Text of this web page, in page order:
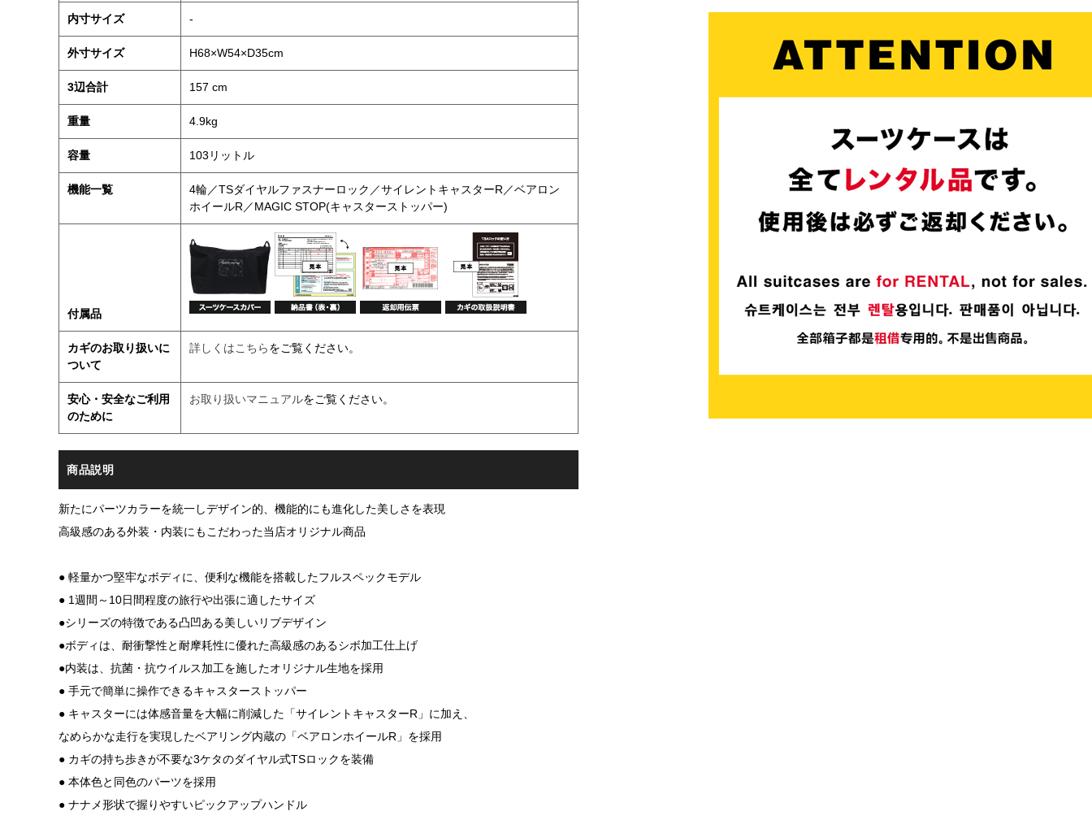
内寸サイズ -
外寸サイズ H68×W54×D35cm
3辺合計 157 cm
重量 4.9kg
容量 103リットル
機能一覧
4輪／TSダイヤルファスナーロック／サイレントキャスターR／ベアロン
ホイールR／MAGIC STOP(キャスターストッパー)
付属品
カギのお取り扱いに
ついて
詳しくはこちらをご覧ください。
安心・安全なご利用
のために
お取り扱いマニュアルをご覧ください。
商品説明
新たにパーツカラーを統一しデザイン的、機能的にも進化した美しさを表現
高級感のある外装・内装にもこだわった当店オリジナル商品
● 軽量かつ堅牢なボディに、便利な機能を搭載したフルスペックモデル
● 1週間～10日間程度の旅行や出張に適したサイズ
●シリーズの特徴である凸凹ある美しいリブデザイン
●ボディは、耐衝撃性と耐摩耗性に優れた高級感のあるシボ加工仕上げ
●内装は、抗菌・抗ウイルス加工を施したオリジナル生地を採用
● 手元で簡単に操作できるキャスターストッパー
● キャスターには体感音量を大幅に削減した「サイレントキャスターR」に加え、
なめらかな走行を実現したベアリング内蔵の「ベアロンホイールR」を採用
● カギの持ち歩きが不要な3ケタのダイヤル式TSロックを装備
● 本体色と同色のパーツを採用
● ナナメ形状で握りやすいピックアップハンドル